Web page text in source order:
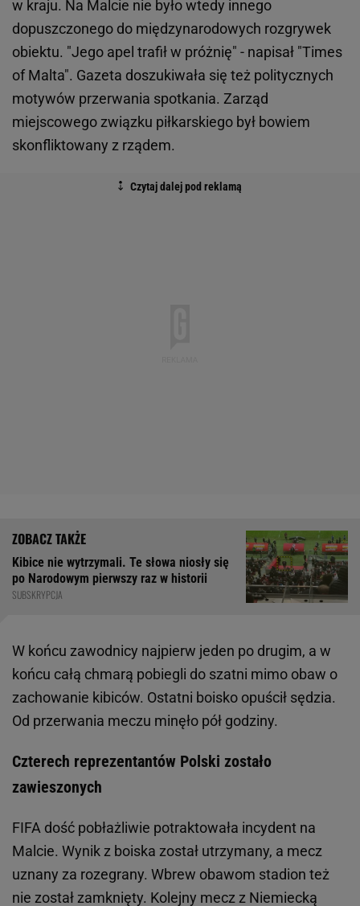
w kraju. Na Malcie nie było wtedy innego
dopuszczonego do międzynarodowych rozgrywek
obiektu. "Jego apel trafił w próżnię" - napisał "Times
of Malta". Gazeta doszukiwała się też politycznych
motywów przerwania spotkania. Zarząd
miejscowego związku piłkarskiego był bowiem
skonfliktowany z rządem.
Kibice nie wytrzymali. Te słowa niosły się
po Narodowym pierwszy raz w historii
SUBSKRYPCJA
W końcu zawodnicy najpierw jeden po drugim, a w
końcu całą chmarą pobiegli do szatni mimo obaw o
zachowanie kibiców. Ostatni boisko opuścił sędzia.
Od przerwania meczu minęło pół godziny.
Czterech reprezentantów Polski zostało
zawieszonych
FIFA dość pobłażliwie potraktowała incydent na
Malcie. Wynik z boiska został utrzymany, a mecz
uznany za rozegrany. Wbrew obawom stadion też
nie został zamknięty. Kolejny mecz z Niemiecką